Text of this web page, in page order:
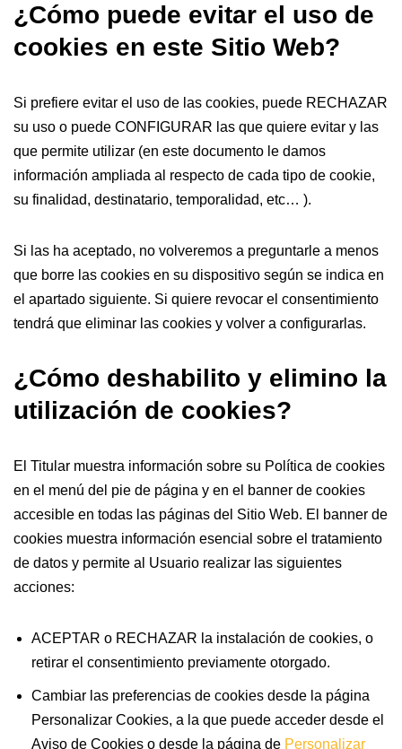
¿Cómo puede evitar el uso de
cookies en este Sitio Web?
Si prefiere evitar el uso de las cookies, puede RECHAZAR
su uso o puede CONFIGURAR las que quiere evitar y las
que permite utilizar (en este documento le damos
información ampliada al respecto de cada tipo de cookie,
su finalidad, destinatario, temporalidad, etc… ).
Si las ha aceptado, no volveremos a preguntarle a menos
que borre las cookies en su dispositivo según se indica en
el apartado siguiente. Si quiere revocar el consentimiento
tendrá que eliminar las cookies y volver a configurarlas.
¿Cómo deshabilito y elimino la
utilización de cookies?
El Titular muestra información sobre su Política de cookies
en el menú del pie de página y en el banner de cookies
accesible en todas las páginas del Sitio Web. El banner de
cookies muestra información esencial sobre el tratamiento
de datos y permite al Usuario realizar las siguientes
acciones:
ACEPTAR o RECHAZAR la instalación de cookies, o
retirar el consentimiento previamente otorgado.
Cambiar las preferencias de cookies desde la página
Personalizar Cookies, a la que puede acceder desde el
Aviso de Cookies o desde la página de Personalizar